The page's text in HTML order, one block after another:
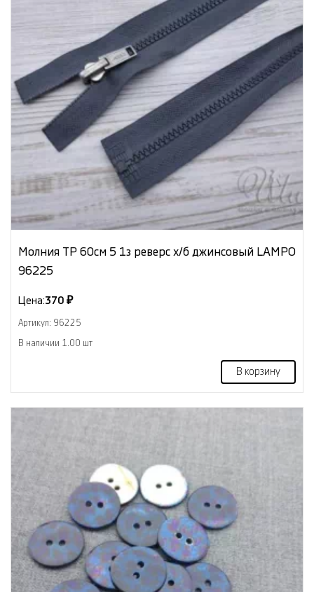
Молния ТР 60см 5 1з реверс х/б джинсовый LAMPO
96225
Цена:370 ₽
Артикул: 96225
В наличии 1.00 шт
В корзину